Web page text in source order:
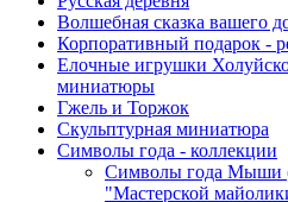
Волшебная сказка вашего
Корпоративный подарок -
Елочные игрушки
миниатюры
Гжель и Торжок
Скульптурная миниатюра
Символы года - коллекции
Символы года Мыши
"Мастерской